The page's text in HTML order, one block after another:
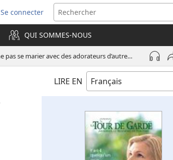
Se connecter
(ouvre
une
nouvelle
fenêtre)
QUI SOMMES-NOUS
Pourquoi Jéhovah demandait-il à ses adorateurs de ne pas se marier avec des adorateurs d’autres dieux ?
LIRE EN